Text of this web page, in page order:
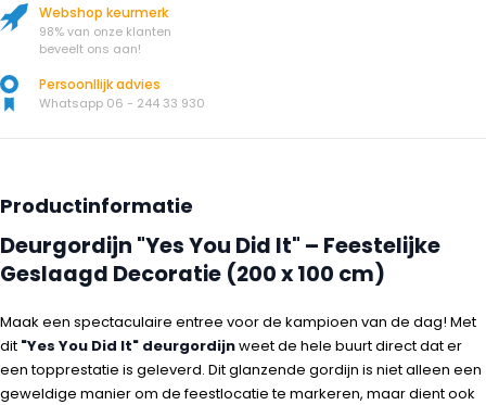
Webshop keurmerk
98% van onze klanten
beveelt ons aan!
Persoonllijk advies
Whatsapp 06 - 244 33 930
Productinformatie
Deurgordijn "Yes You Did It" – Feestelijke
Geslaagd Decoratie (200 x 100 cm)
Maak een spectaculaire entree voor de kampioen van de dag! Met
dit "Yes You Did It" deurgordijnweet de hele buurt direct dat er
een topprestatie is geleverd. Dit glanzende gordijn is niet alleen een
geweldige manier om de feestlocatie te markeren, maar dient ook